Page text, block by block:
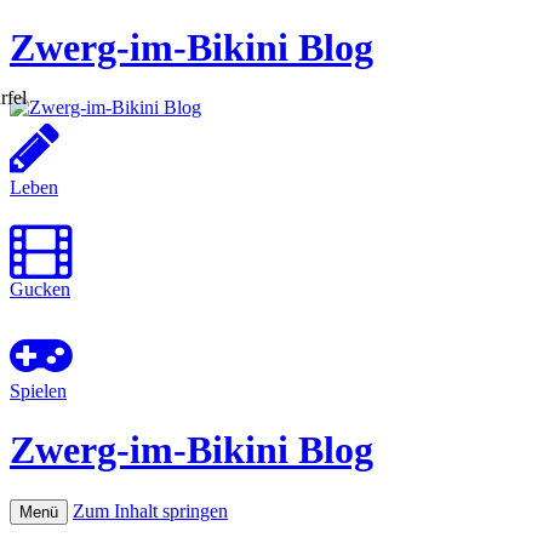
Zwerg-im-Bikini Blog
Leben
Gucken
Spielen
Zwerg-im-Bikini Blog
Menü Zum Inhalt springen